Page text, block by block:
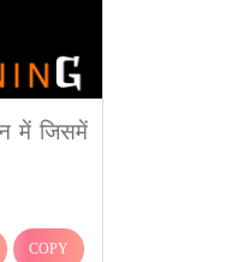
में जिसमें
COPY